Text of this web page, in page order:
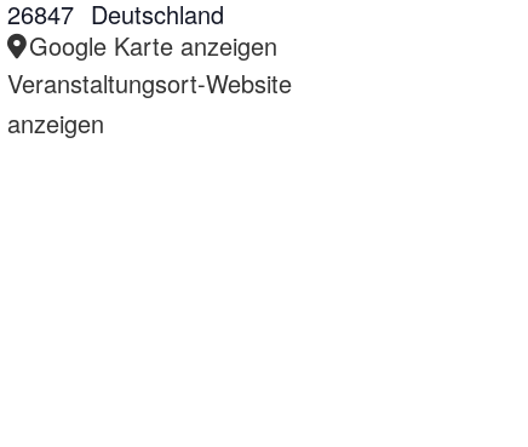
26847 Deutschland
Google Karte anzeigen
Veranstaltungsort-Website
anzeigen